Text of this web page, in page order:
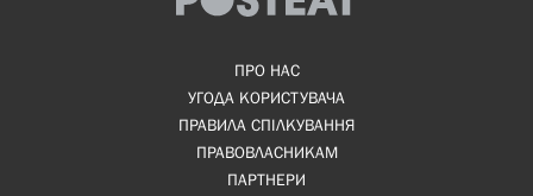
ПРО НАС
УГОДА КОРИСТУВАЧА
ПРАВИЛА СПІЛКУВАННЯ
ПРАВОВЛАСНИКАМ
ПАРТНЕРИ